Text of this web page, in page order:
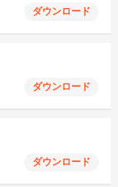
ダウンロード
ダウンロード
ダウンロード